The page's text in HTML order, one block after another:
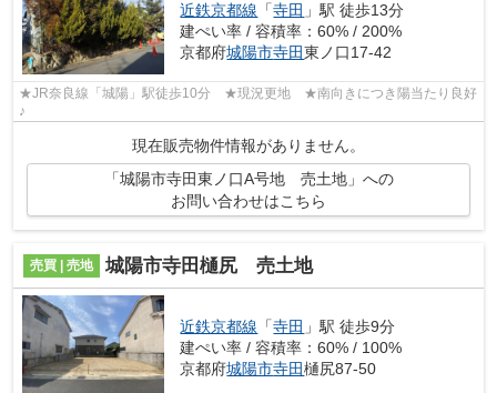
近鉄京都線 「寺田 」駅 徒歩13分
建ぺい率 / 容積率：60% / 200%
京都府城陽市寺田東ノ口17-42
★JR奈良線「城陽」駅徒歩10分 ★現況更地 ★南向きにつき陽当たり良好
♪
現在販売物件情報がありません。
「城陽市寺田東ノ口A号地 売土地」への
お問い合わせはこちら
売買 | 売地 城陽市寺田樋尻 売土地
近鉄京都線 「寺田 」駅 徒歩9分
建ぺい率 / 容積率：60% / 100%
京都府城陽市寺田樋尻87-50